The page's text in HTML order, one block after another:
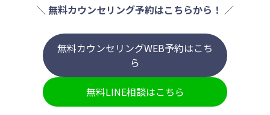
＼ 無料カウンセリング予約はこちらから！ ／
無料カウンセリングWEB予約はこち
ら
無料LINE相談はこちら